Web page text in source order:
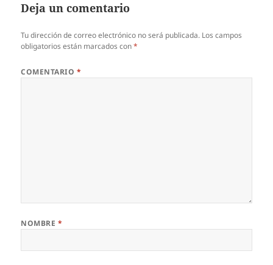
Deja un comentario
Tu dirección de correo electrónico no será publicada. Los campos
obligatorios están marcados con*
COMENTARIO *
NOMBRE *